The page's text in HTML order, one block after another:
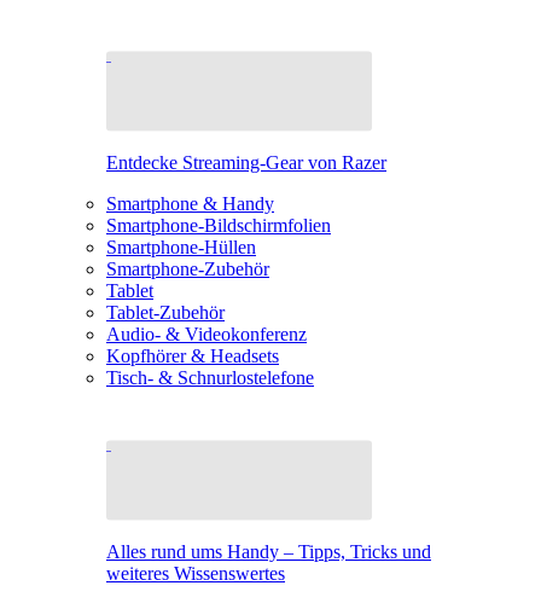
Entdecke Streaming-Gear von Razer
Smartphone & Handy
Smartphone-Bildschirmfolien
Smartphone-Hüllen
Smartphone-Zubehör
Tablet
Tablet-Zubehör
Audio- & Videokonferenz
Kopfhörer & Headsets
Tisch- & Schnurlostelefone
Alles rund ums Handy – Tipps, Tricks und
weiteres Wissenswertes